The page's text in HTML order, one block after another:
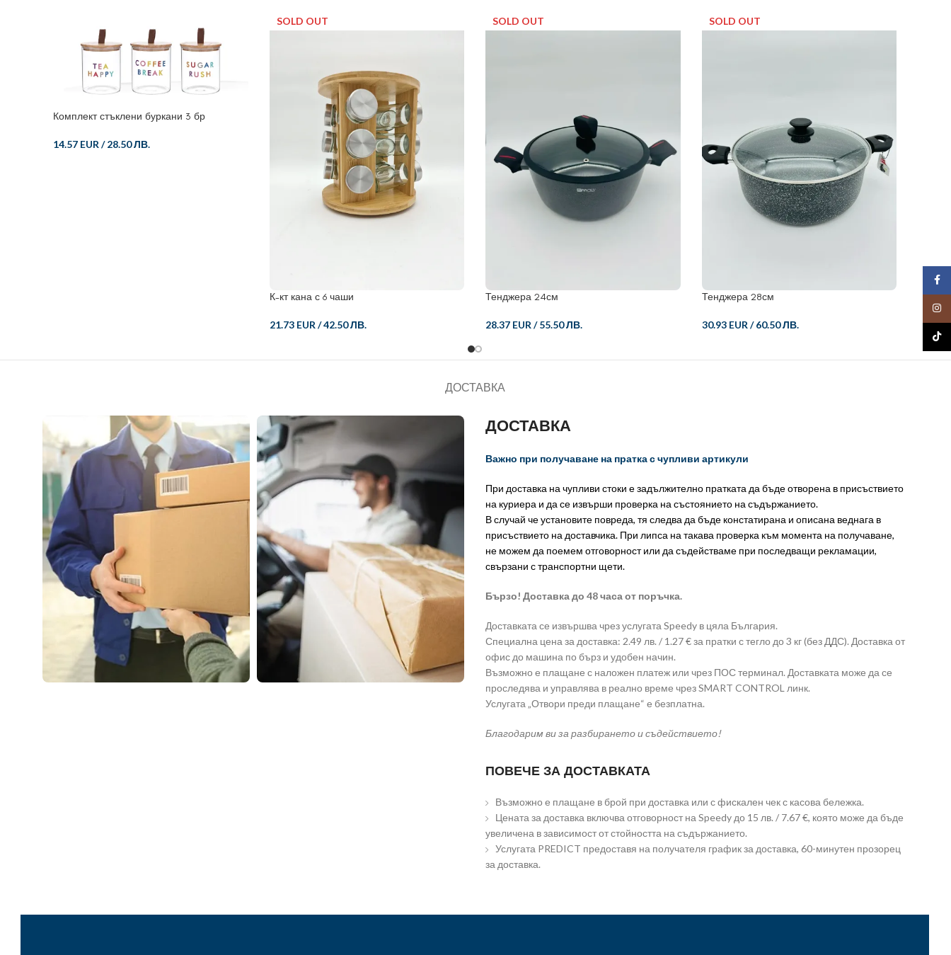
Комплект стъклени буркани 3 бр
14.57 EUR /28.50 ЛВ.
SOLD OUT
К-кт кана с 6 чаши
21.73 EUR/42.50 ЛВ.
SOLD OUT
Тенджера 24см
28.37 EUR/55.50 ЛВ.
SOLD OUT
Тенджера 28см
30.93 EUR/60.50 ЛВ. 31.95
ДОСТАВКА
ДОСТАВКА
Важно при получаване на пратка с чупливи артикули
При доставка на чупливи стоки е задължително пратката да бъде отворена в присъствието
на куриера и да се извърши проверка на състоянието на съдържанието.
В случай че установите повреда, тя следва да бъде констатирана и описана веднага в
присъствието на доставчика. При липса на такава проверка към момента на получаване,
не можем да поемем отговорност или да съдействаме при последващи рекламации,
свързани с транспортни щети.
Бързо! Доставка до 48 часа от поръчка.
Доставката се извършва чрез услугата Speedy в цяла България.
Специална цена за доставка: 2.49 лв. / 1.27 € за пратки с тегло до 3 кг (без ДДС). Доставка от
офис до машина по бърз и удобен начин.
Възможно е плащане с наложен платеж или чрез ПОС терминал. Доставката може да се
проследява и управлява в реално време чрез SMART CONTROL линк.
Услугата „Отвори преди плащане“ е безплатна.
Благодарим ви за разбирането и съдействието!
ПОВЕЧЕ ЗА ДОСТАВКАТА
Възможно е плащане в брой при доставка или с фискален чек с касова бележка.
Цената за доставка включва отговорност на Speedy до 15 лв. / 7.67 €, която може да бъде
увеличена в зависимост от стойността на съдържанието.
Услугата PREDICT предоставя на получателя график за доставка, 60-минутен прозорец
за доставка.